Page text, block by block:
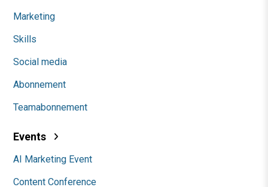
Marketing
Skills
Social media
Abonnement
Teamabonnement
Events
AI Marketing Event
Content Conference